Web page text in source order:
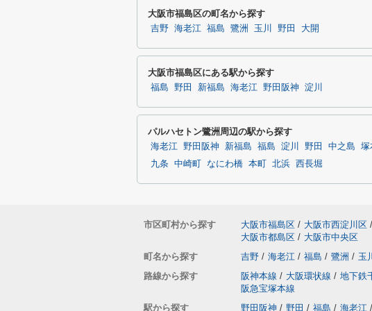
大阪市福島区の町名から探す
吉野 海老江 福島 鷺洲 玉川 野田 大開
大阪市福島区にある駅から探す
福島 野田 新福島 海老江 野田阪神 淀川
パルハセトン鷺洲周辺の駅から探す
海老江 野田阪神 新福島 福島 淀川 野田 中之島 塚
九条 中崎町 なにわ橋 本町 北浜 西長堀
市区町村から探す 大阪市福島区 / 大阪市西淀川区 /
大阪市都島区 / 大阪市中央区
町名から探す
吉野 / 海老江 / 福島 / 鷺洲 / 玉川
路線から探す
阪神本線 / 大阪環状線 / 地下鉄
阪急宝塚本線
駅から探す
野田阪神 / 野田 / 福島 / 海老江 /